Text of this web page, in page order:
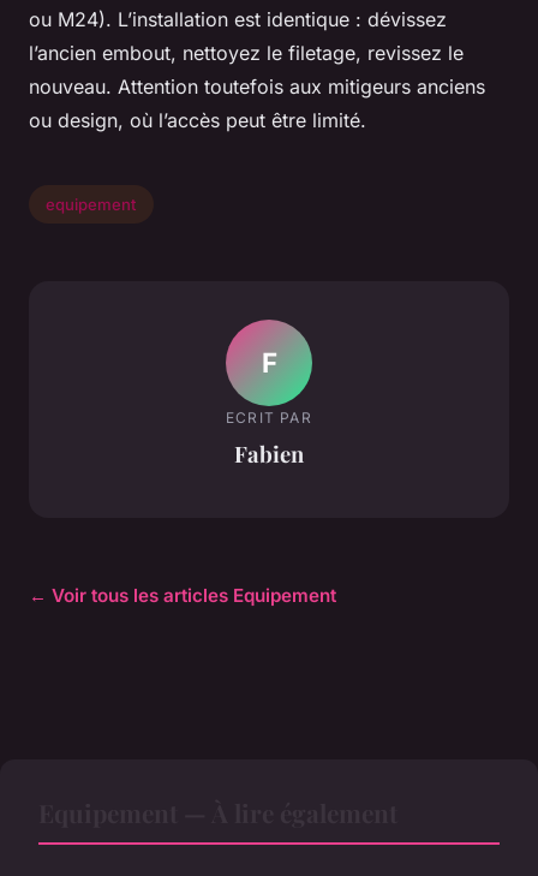
ou M24). L’installation est identique : dévissez
l’ancien embout, nettoyez le filetage, revissez le
nouveau. Attention toutefois aux mitigeurs anciens
ou design, où l’accès peut être limité.
equipement
F
ECRIT PAR
Fabien
← Voir tous les articles Equipement